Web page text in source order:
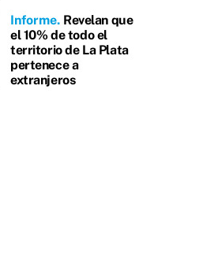
Informe Revelan que
el 10% de todo el
territorio de La Plata
pertenece a
extranjeros